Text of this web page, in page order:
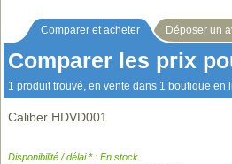
Comparer et acheter Déposer un
Comparer les prix
1 produit trouvé, en vente dans 1 boutique en
Caliber HDVD001
Disponibilité / délai * : En stock